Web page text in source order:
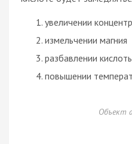
увеличении
измельчении магния
разбавлении
повышении
Объект